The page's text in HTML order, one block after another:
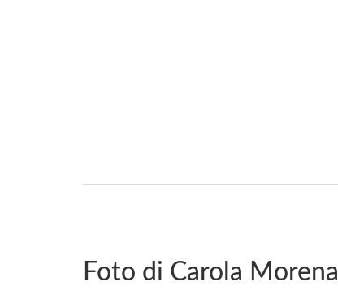
Foto di Carola Morena